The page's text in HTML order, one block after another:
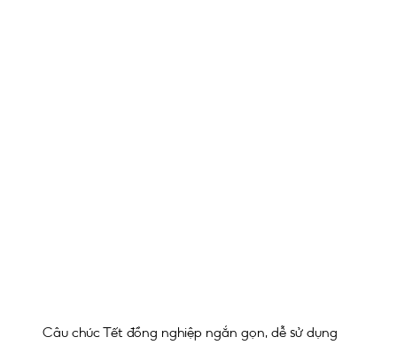
Câu chúc Tết đồng nghiệp ngắn gọn, dễ sử dụng